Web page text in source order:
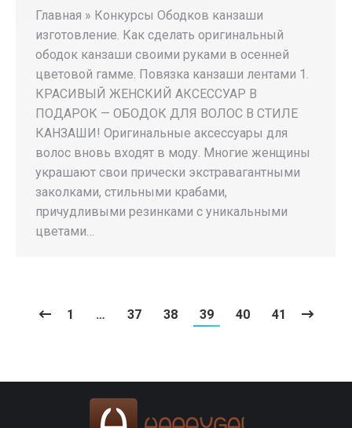
Главная » Конкурсы Ободков канзаши
изготовление. Как сделать оригинальный
ободок канзаши своими руками в осенней
цветовой гамме. Повязка канзаши лентами 1.
КРАСИВЫЙ ЖЕНСКИЙ АКСЕССУАР В
ПОДАРОК — ОБОДОК ДЛЯ ВОЛОС В СТИЛЕ
КАНЗАШИ! Оригинальные аксессуары для
волос вновь входят в моду. Многие женщины
украшают свои прически экстравагантными
заколками, стильными крабами,
причудливыми резинками с уникальными
цветами…
1 … 37 38 39 40 41